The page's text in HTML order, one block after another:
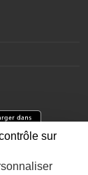
sur